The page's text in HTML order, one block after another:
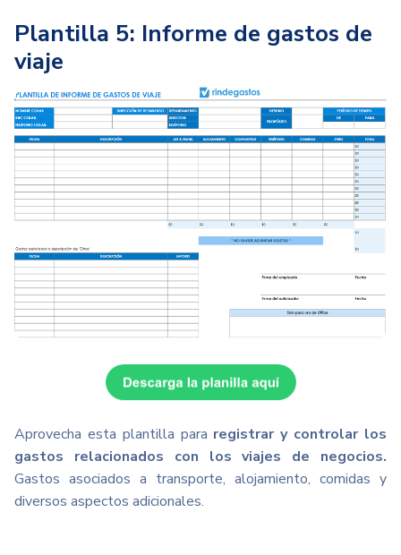
Plantilla 5: Informe de gastos de
viaje
Aprovecha esta plantilla para registrar y controlar los
gastos relacionados con los viajes de negocios.
Gastos asociados a transporte, alojamiento, comidas y
diversos aspectos adicionales.